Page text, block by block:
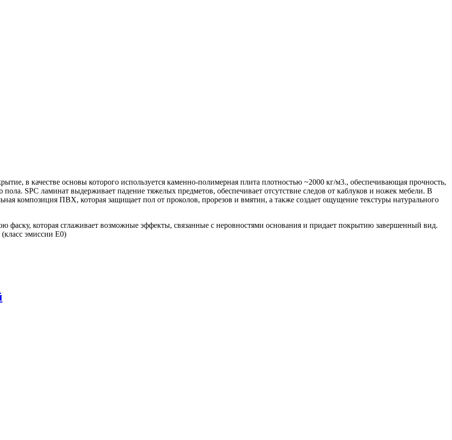
в качестве основы которого используется каменно-полимерная плита плотностью ~2000 кг/м3., обеспечивающая прочность,
SPC ламинат выдерживает падение тяжелых предметов, обеспечивает отсутствие следов от каблуков и ножек мебели. В
композиция ПВХ, которая защищает пол от проколов, прорезов и вмятин, а также создает ощущение текстуры натурального
фаску, которая сглаживает возможные эффекты, связанные с неровностями основания и придает покрытию завершенный вид.
эмиссии Е0)